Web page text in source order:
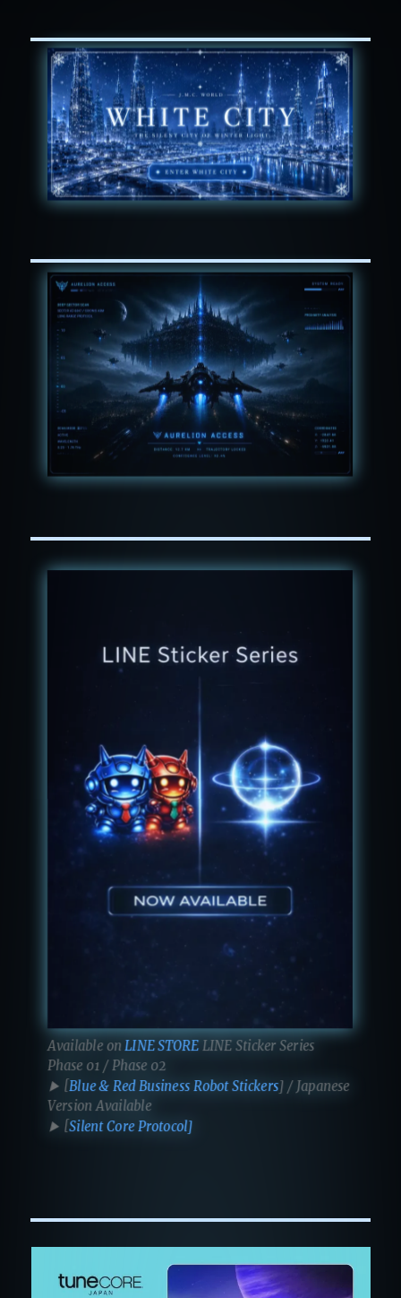
Available on LINE STORE LINE Sticker Series
Phase 01 / Phase 02
▶ [Blue & Red Business Robot Stickers] / Japanese
Version Available
▶ [Silent Core Protocol]